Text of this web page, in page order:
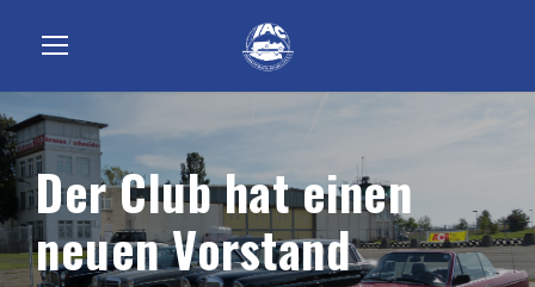
Der Club hat einen
neuen Vorstand